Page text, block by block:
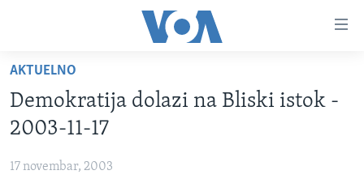
glavni
sadržaj
Idi
na
glavnu
NASLOVNA
BALKAN
OTVORENI STUDIO
AKTUELNO
Demokratija dolazi na Bliski istok -
2003-11-17
17 novembar, 2003